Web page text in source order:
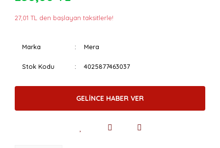
27,01 TL den başlayan taksitlerle!
Marka Mera
Stok Kodu 4025877463037
GELİNCE HABER VER